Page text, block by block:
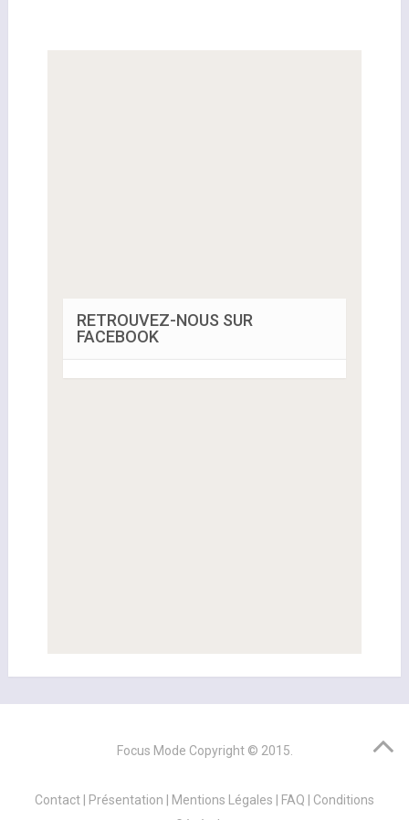
RETROUVEZ-NOUS SUR
FACEBOOK
Focus Mode Copyright © 2015.
Contact Présentation Mentions Légales FAQ
Conditions